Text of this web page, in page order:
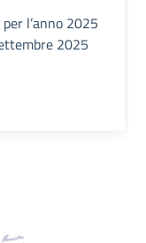
l’anno 2025
2025